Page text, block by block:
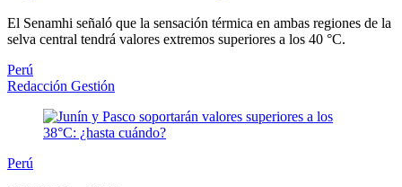
El Senamhi señaló que la sensación térmica en ambas regiones de la
selva central tendrá valores extremos superiores a los 40 °C.
Perú
Redacción Gestión
Perú